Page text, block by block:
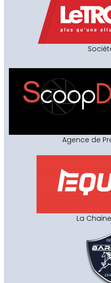
Agence de
La